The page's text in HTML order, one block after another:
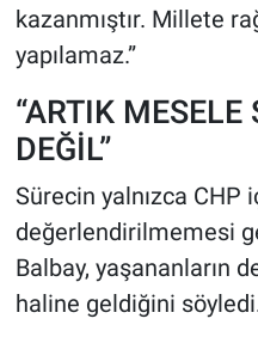
kazanmıştır. Millete
yapılamaz.”
“ARTIK
DEĞİL”
Sürecin yalnızca CHP
değerlendirilmemesi
Balbay, yaşananların
haline geldiğini